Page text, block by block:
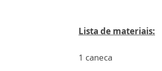
Lista de materiais:
1 caneca